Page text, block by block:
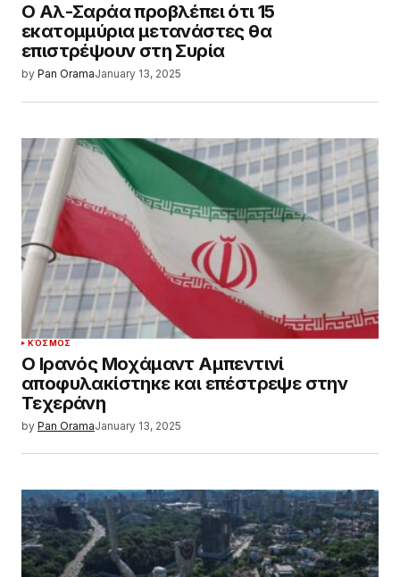
Ο Αλ-Σαράα προβλέπει ότι 15
εκατομμύρια μετανάστες θα
επιστρέψουν στη Συρία
by Pan OramaJanuary 13, 2025
ΚΌΣΜΟΣ
Ο Ιρανός Μοχάμαντ Αμπεντινί
αποφυλακίστηκε και επέστρεψε στην
Τεχεράνη
by Pan OramaJanuary 13, 2025